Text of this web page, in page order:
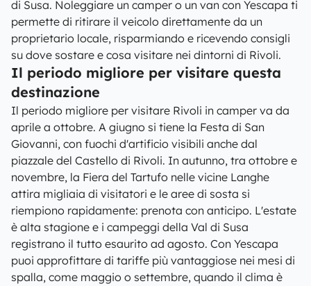
di Susa. Noleggiare un camper o un van con Yescapa ti
permette di ritirare il veicolo direttamente da un
proprietario locale, risparmiando e ricevendo consigli
su dove sostare e cosa visitare nei dintorni di Rivoli.
Il periodo migliore per visitare questa
destinazione
Il periodo migliore per visitare Rivoli in camper va da
aprile a ottobre. A giugno si tiene la Festa di San
Giovanni, con fuochi d'artificio visibili anche dal
piazzale del Castello di Rivoli. In autunno, tra ottobre e
novembre, la Fiera del Tartufo nelle vicine Langhe
attira migliaia di visitatori e le aree di sosta si
riempiono rapidamente: prenota con anticipo. L'estate
è alta stagione e i campeggi della Val di Susa
registrano il tutto esaurito ad agosto. Con Yescapa
puoi approfittare di tariffe più vantaggiose nei mesi di
spalla, come maggio o settembre, quando il clima è